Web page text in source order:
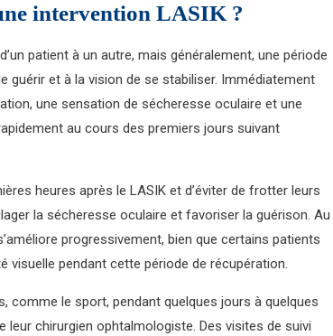
intervention LASIK ?
patient à un autre, mais généralement, une période
guérir et à la vision de se stabiliser. Immédiatement
une sensation de sécheresse oculaire et une
au cours des premiers jours suivant
heures après le LASIK et d’éviter de frotter leurs
la sécheresse oculaire et favoriser la guérison. Au
progressivement, bien que certains patients
pendant cette période de récupération.
comme le sport, pendant quelques jours à quelques
chirurgien ophtalmologiste. Des visites de suivi